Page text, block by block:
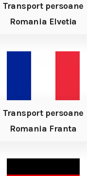
Transport persoane
Romania Elvetia
Transport persoane
Romania Franta